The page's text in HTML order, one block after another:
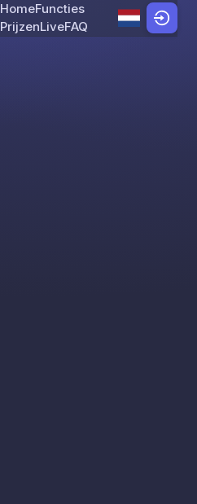
Skip to content
HomeFuncties
PrijzenLiveFAQ